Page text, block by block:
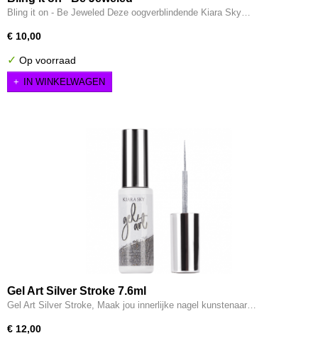
Bling it on - Be Jeweled Deze oogverblindende Kiara Sky…
€ 10,00
✓ Op voorraad
IN WINKELWAGEN
Gel Art Silver Stroke 7.6ml
Gel Art Silver Stroke, Maak jou innerlijke nagel kunstenaar…
€ 12,00